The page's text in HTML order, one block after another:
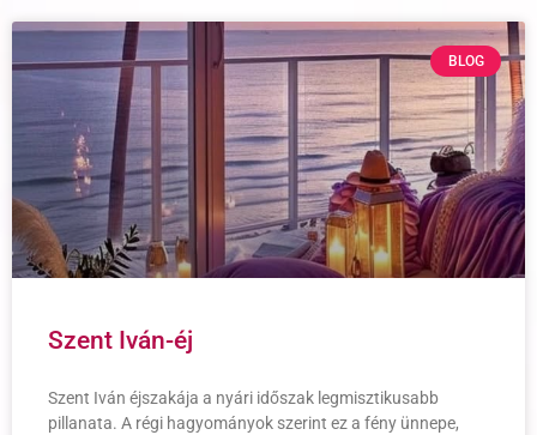
BLOG
Szent Iván-éj
Szent Iván éjszakája a nyári időszak legmisztikusabb
pillanata. A régi hagyományok szerint ez a fény ünnepe,